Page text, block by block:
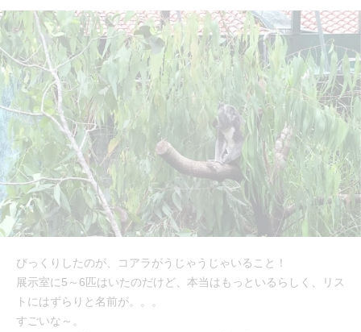
びっくりしたのが、コアラがうじゃうじゃいること！
展示室に5～6匹はいたのだけど、本当はもっといるらしく、リス
トにはずらりと名前が。。。
すごいな～。